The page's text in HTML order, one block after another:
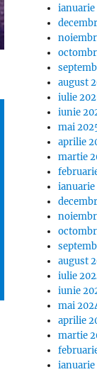
ianuarie
august
iulie
iunie
mai
aprilie
martie
ianuarie
august
iulie
iunie
mai
aprilie
martie
ianuarie